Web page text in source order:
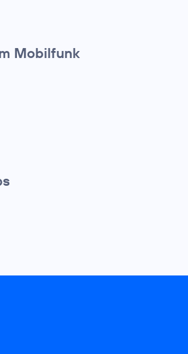
Mobilfunk